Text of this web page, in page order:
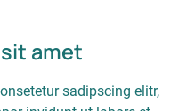
amet
sadipscing elitr,